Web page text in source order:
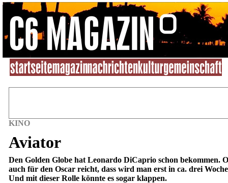
KINO
Aviator
Den Golden Globe hat Leonardo DiCaprio schon bekommen.
auch für den Oscar reicht, dass wird man erst in ca. drei
Und mit dieser Rolle könnte es sogar klappen.